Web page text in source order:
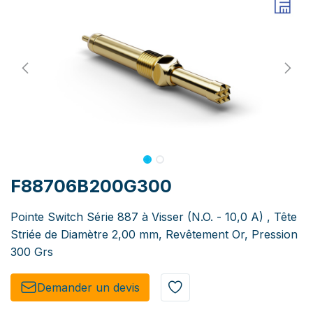
F88706B200G300
Pointe Switch Série 887 à Visser (N.O. - 10,0 A) , Tête
Striée de Diamètre 2,00 mm, Revêtement Or, Pression
300 Grs
Demander un de​​vis​​